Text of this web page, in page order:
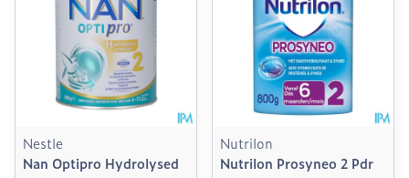
Nestle
Nan Optipro Hydrolysed
Nutrilon
Nutrilon Prosyneo 2 Pdr